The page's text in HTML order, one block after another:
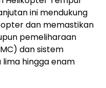
ini mendukung
dan memastikan
pemeliharaan
dan sistem
hingga enam